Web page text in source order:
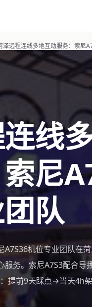
泽远程连线多地互动服务：索尼
线
尼
队
机位专业团队在
务。索尼A7S3配合导
提前9天踩点→当天4h